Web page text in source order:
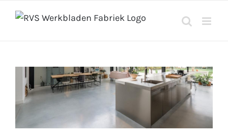
naar